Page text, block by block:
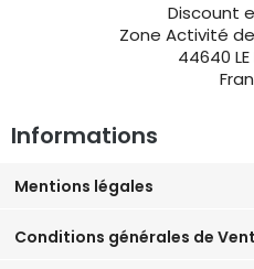
Discount
Zone Activité
44640 LE
Informations
Mentions légales
Conditions générales de